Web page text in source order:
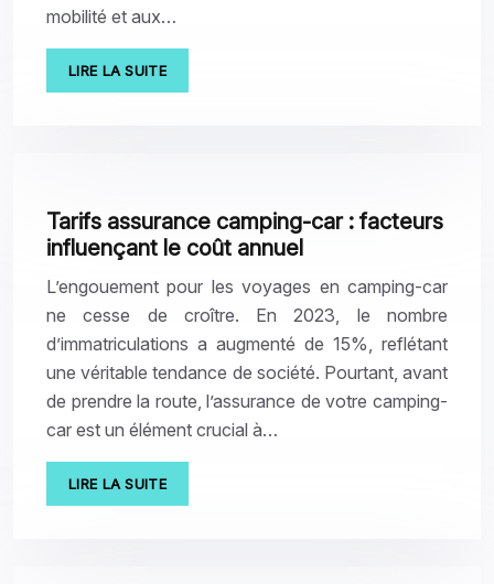
mobilité et aux…
LIRE LA SUITE
Tarifs assurance camping-car : facteurs
influençant le coût annuel
L’engouement pour les voyages en camping-car
ne cesse de croître. En 2023, le nombre
d’immatriculations a augmenté de 15%, reflétant
une véritable tendance de société. Pourtant, avant
de prendre la route, l’assurance de votre camping-
car est un élément crucial à…
LIRE LA SUITE